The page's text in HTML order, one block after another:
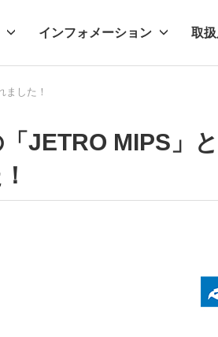
アパレル
インフォメーション
ービー
取
した！
JETRO MIPS」